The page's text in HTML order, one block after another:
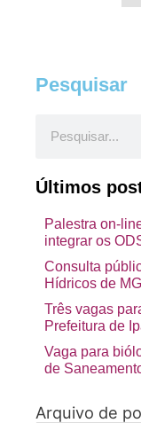
Pesquisar
Últimos
Palestra on-
integrar os
Consulta
Hídricos de MG
Três vagas
Prefeitura de
Vaga para
de
Arquivo de
Arquivo